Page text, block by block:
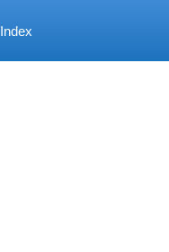
Index